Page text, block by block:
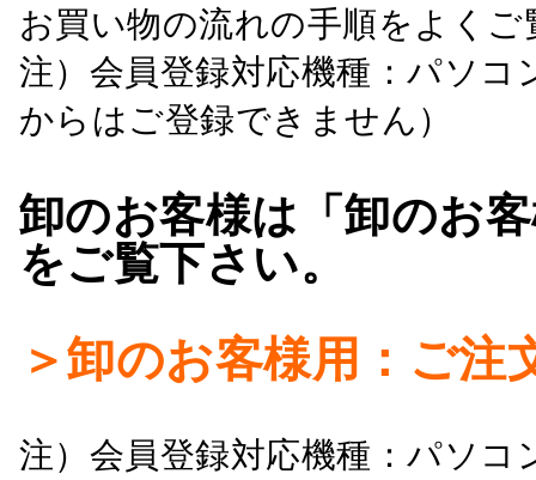
お買い物の流れの手順をよくご
注）会員登録対応機種：パソ
からはご登録できません）
卸のお客様は「卸のお
をご覧下さい。
＞卸のお客様用：ご注
注）会員登録対応機種：パソ